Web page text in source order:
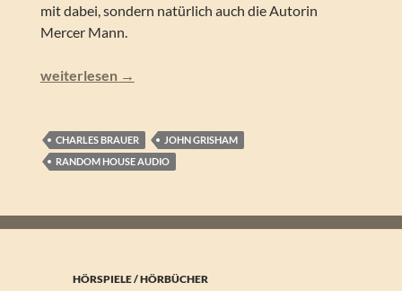
mit dabei, sondern natürlich auch die Autorin
Mercer Mann.
John Grisham – Die Legende (Lesung)
weiterlesen →
CHARLES BRAUER
JOHN GRISHAM
RANDOM HOUSE AUDIO
HÖRSPIELE / HÖRBÜCHER